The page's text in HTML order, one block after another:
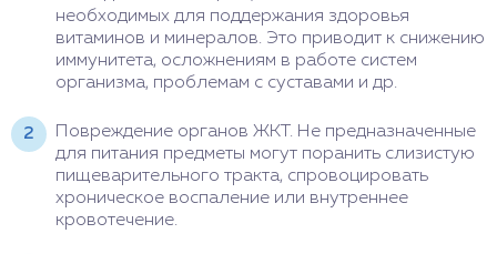
необходимых для поддержания здоровья
витаминов и минералов. Это приводит к снижению
иммунитета, осложнениям в работе систем
организма, проблемам с суставами и др.
Повреждение органов ЖКТ. Не предназначенные
для питания предметы могут поранить слизистую
пищеварительного тракта, спровоцировать
хроническое воспаление или внутреннее
кровотечение.